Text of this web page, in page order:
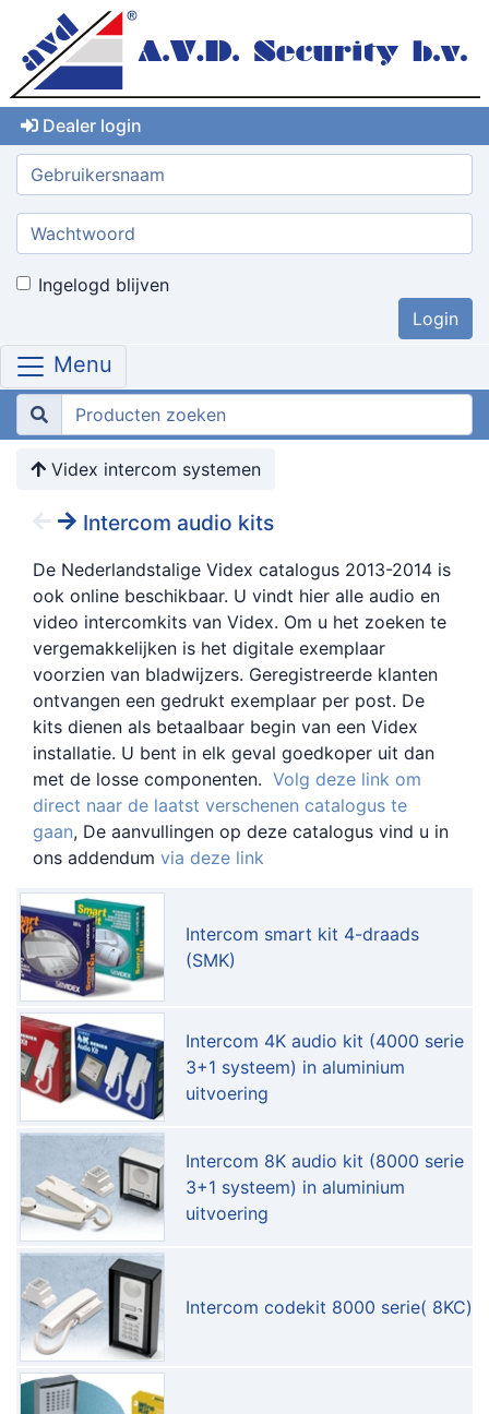
Dealer login
Gebruikersnaam:
Wachtwoord:
Ingelogd blijven
Menu
Videx intercom systemen
Intercom audio kits
De Nederlandstalige Videx catalogus 2013-2014 is
ook online beschikbaar. U vindt hier alle audio en
video intercomkits van Videx. Om u het zoeken te
vergemakkelijken is het digitale exemplaar
voorzien van bladwijzers. Geregistreerde klanten
ontvangen een gedrukt exemplaar per post. De
kits dienen als betaalbaar begin van een Videx
installatie. U bent in elk geval goedkoper uit dan
met de losse componenten. Volg deze link om
direct naar de laatst verschenen catalogus te
gaan, De aanvullingen op deze catalogus vind u in
ons addendum via deze link
Intercom smart kit 4-draads
(SMK)
Intercom 4K audio kit (4000 serie
3+1 systeem) in aluminium
uitvoering
Intercom 8K audio kit (8000 serie
3+1 systeem) in aluminium
uitvoering
Intercom codekit 8000 serie( 8KC)